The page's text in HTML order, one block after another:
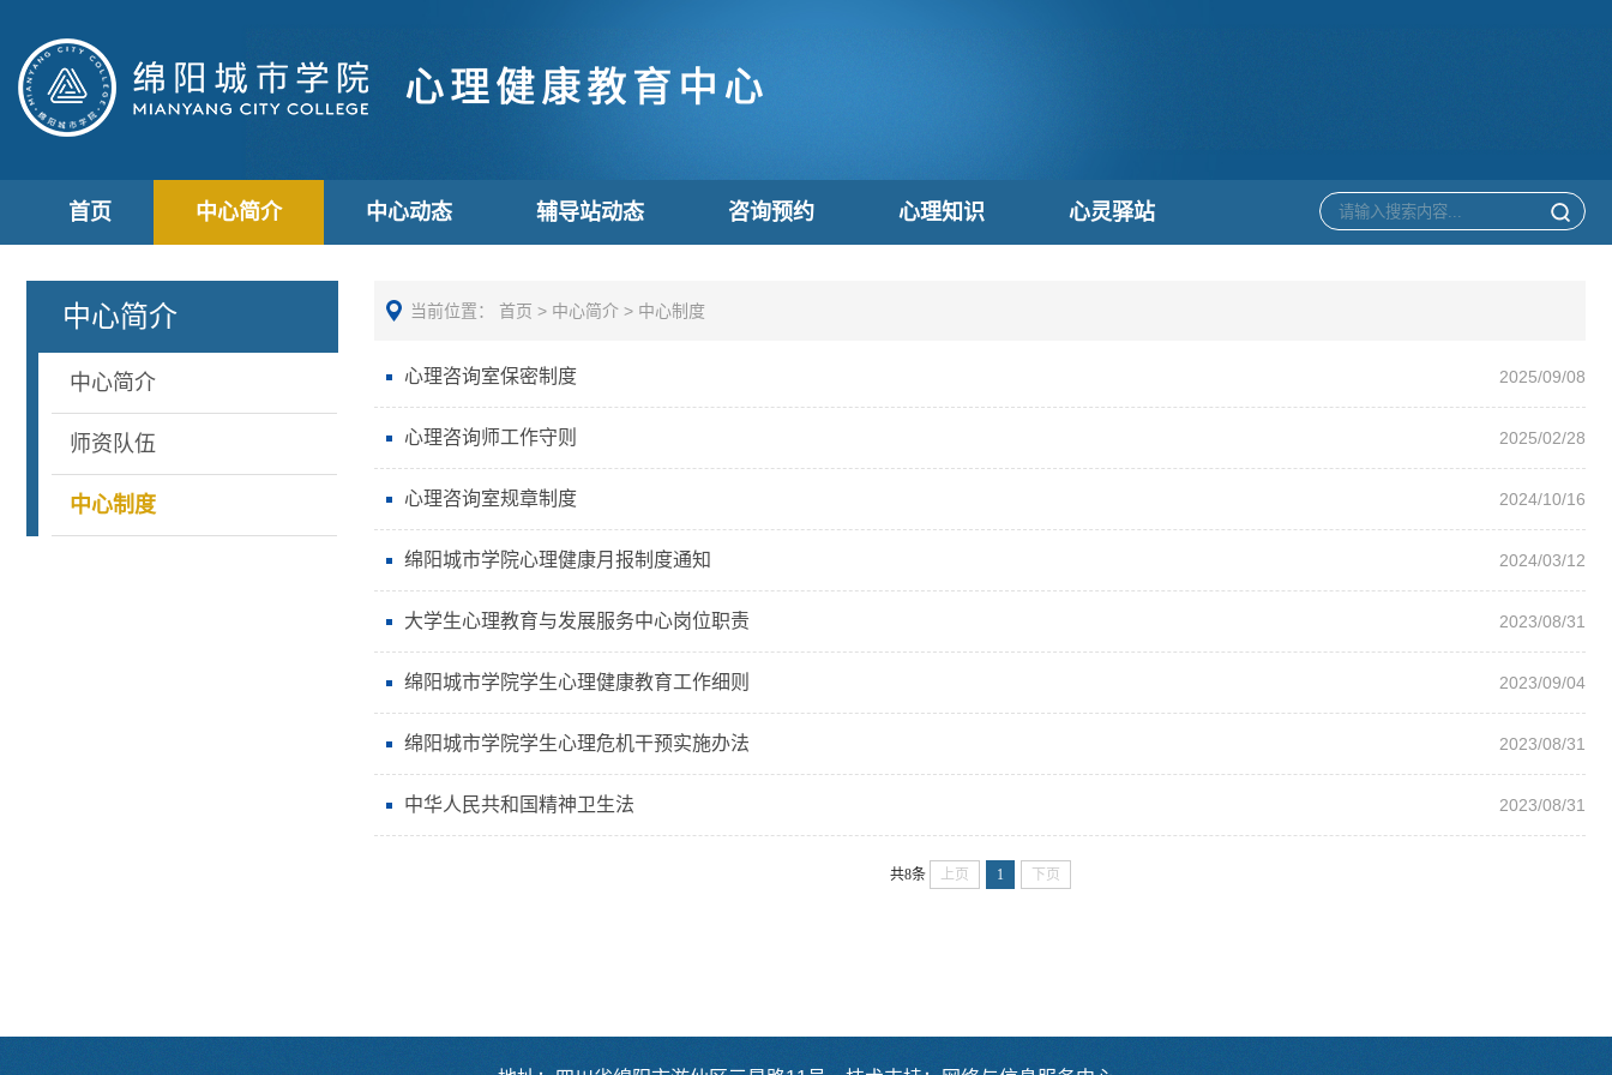
首页 中心简介 中心动态 辅导站动态 咨询预约 心理知识 心灵驿站
中心简介
中心简介
师资队伍
中心制度
当前位置： 首页 > 中心简介 > 中心制度
心理咨询室保密制度 2025/09/08
心理咨询师工作守则 2025/02/28
心理咨询室规章制度 2024/10/16
绵阳城市学院心理健康月报制度通知 2024/03/12
大学生心理教育与发展服务中心岗位职责 2023/08/31
绵阳城市学院学生心理健康教育工作细则 2023/09/04
绵阳城市学院学生心理危机干预实施办法 2023/08/31
中华人民共和国精神卫生法 2023/08/31
共8条 上页 1 下页